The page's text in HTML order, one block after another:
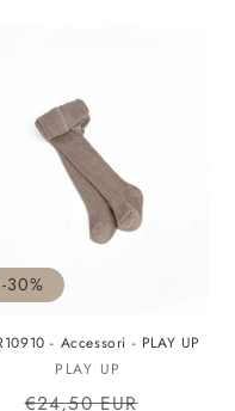
-30%
- Accessori - PLAY UP
Fornitore:
PLAY UP
Prezzo
€24,50 EUR